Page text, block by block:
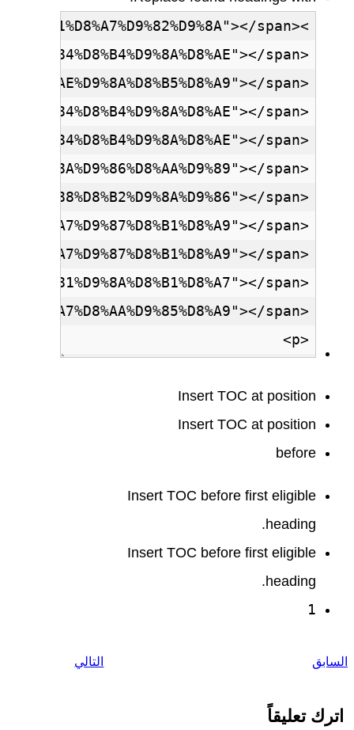
Insert TOC at position
Insert TOC at position
before
Insert TOC before first eligible
heading.
Insert TOC before first eligible
heading.
1
السابق التالي
اترك تعليقاً